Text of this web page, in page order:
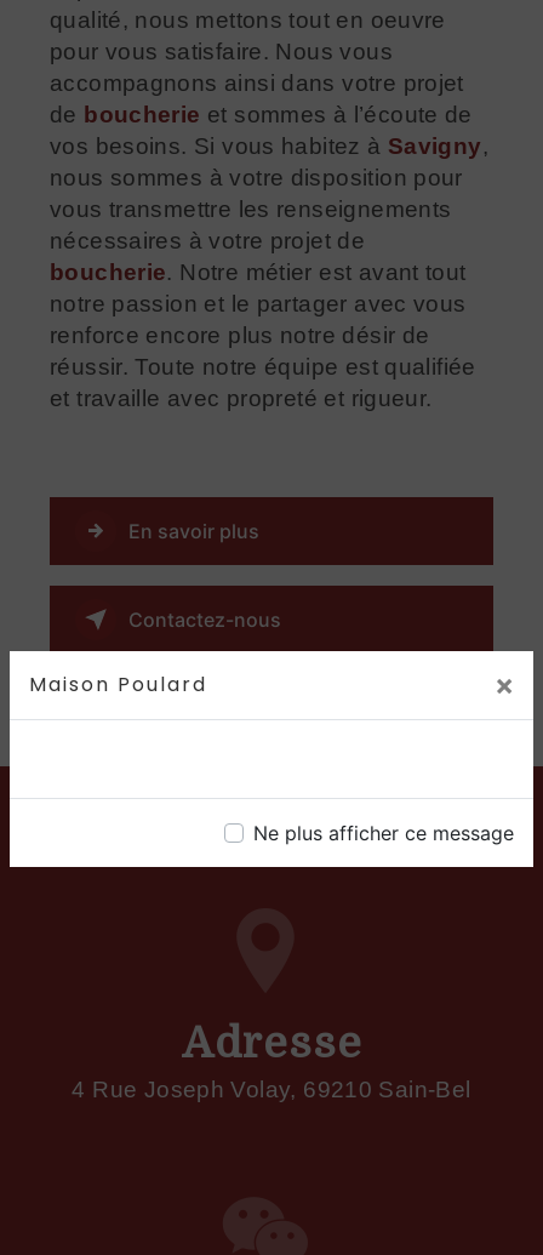
Maison Poulard ×
Ne plus afficher ce message
qualité, nous mettons tout en oeuvre
pour vous satisfaire. Nous vous
accompagnons ainsi dans votre projet
de boucherie et sommes à l’écoute de
vos besoins. Si vous habitez à Savigny,
nous sommes à votre disposition pour
vous transmettre les renseignements
nécessaires à votre projet de
boucherie. Notre métier est avant tout
notre passion et le partager avec vous
renforce encore plus notre désir de
réussir. Toute notre équipe est qualifiée
et travaille avec propreté et rigueur.
En savoir plus
Contactez-nous
Adresse
4 Rue Joseph Volay, 69210 Sain-Bel